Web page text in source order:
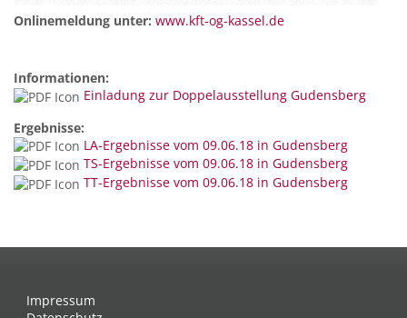
Onlinemeldung unter: www.kft-og-kassel.de
Informationen:
Einladung zur Doppelausstellung Gudensberg
Ergebnisse:
LA-Ergebnisse vom 09.06.18 in Gudensberg
TS-Ergebnisse vom 09.06.18 in Gudensberg
TT-Ergebnisse vom 09.06.18 in Gudensberg
Impressum